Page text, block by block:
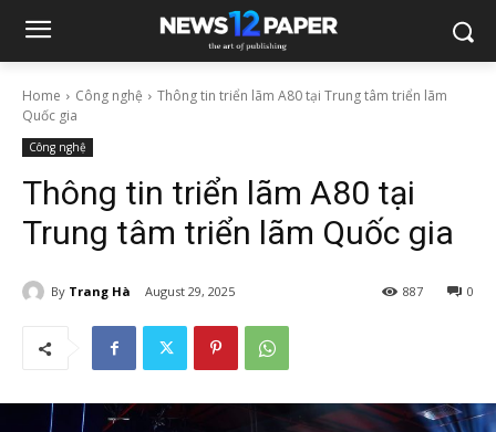
Home Công nghệ
Thông tin triển lãm A80 tại Trung tâm triển lãm
Quốc gia
Công nghệ
Thông tin triển lãm A80 tại
Trung tâm triển lãm Quốc gia
By Trang Hà August 29, 2025 0
887